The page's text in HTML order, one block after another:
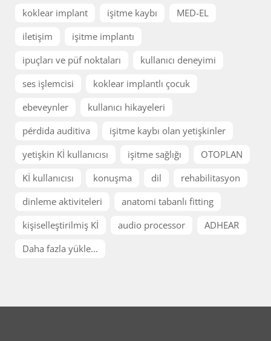
koklear implant işitme kaybı
MED-EL
iletişim
işitme implantı
ipuçları ve püf noktaları
kullanıcı deneyimi
ses işlemcisi
koklear implantlı çocuk
ebeveynler
kullanıcı hikayeleri
pérdida auditiva
işitme kaybı olan yetişkinler
yetişkin Kİ kullanıcısı
işitme sağlığı
OTOPLAN
Kİ kullanıcısı
konuşma dil
rehabilitasyon
dinleme aktiviteleri
anatomi tabanlı fitting
kişiselleştirilmiş Kİ
audio processor
ADHEAR
Daha fazla yükle...